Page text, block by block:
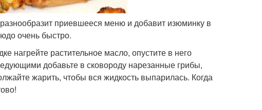
приевшееся меню и добавит изюминку в
очень быстро.
нагрейте растительное масло, опустите в него
добавьте в сковороду нарезанные грибы,
жарить, чтобы вся жидкость выпарилась. Когда